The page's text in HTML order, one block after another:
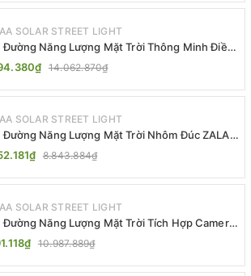
SOLAR STREET LIGHT
Năng Lượng Mặt Trời Thông Minh Điều
MPPT ZL-GMX01 ZALAA
14.062.870₫
SOLAR STREET LIGHT
Năng Lượng Mặt Trời Nhôm Đúc ZALAA
Cao Cấp IP65
8.843.884₫
SOLAR STREET LIGHT
Năng Lượng Mặt Trời Tích Hợp Camera
ZL-BJ04-CCTV (80W, IP65)
10.987.889₫